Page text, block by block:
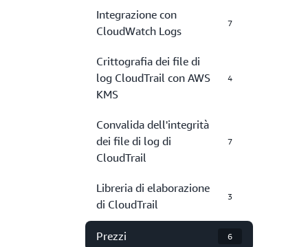
Integrazione con
CloudWatch Logs
7
Crittografia dei file di
log CloudTrail con AWS
KMS
4
Convalida dell'integrità
dei file di log di
CloudTrail
7
Libreria di elaborazione
di CloudTrail
3
Prezzi 6